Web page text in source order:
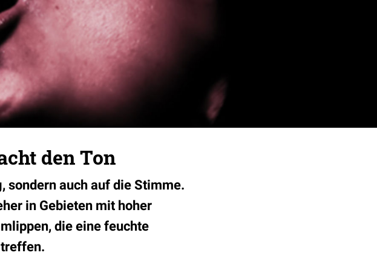
den Ton
sondern auch auf die Stimme.
in Gebieten mit hoher
die eine feuchte